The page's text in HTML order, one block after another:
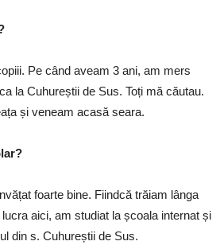
Pe când aveam 3 ani, am mers
la Cuhureștii de Sus. Toți mă căutau.
și veneam acasă seara.
foarte bine. Fiindcă trăiam lânga
aici, am studiat la școala internat și
din s. Cuhureștii de Sus.